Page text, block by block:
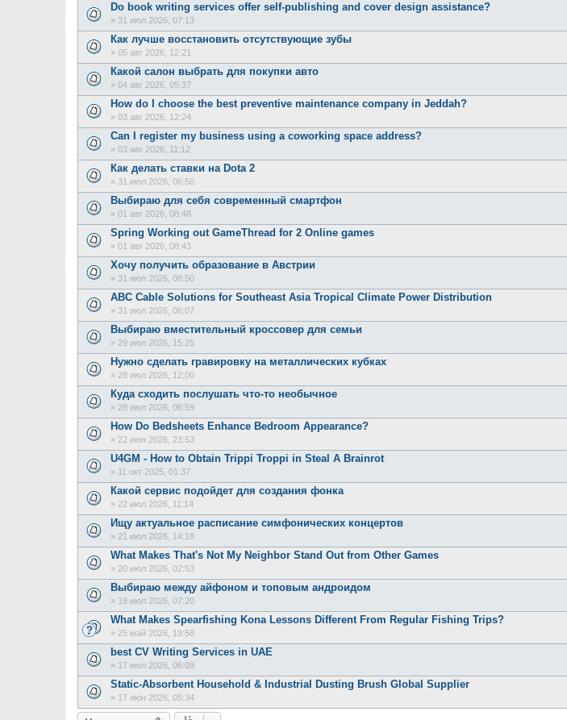
Do book writing services offer self-publishing and cover design assistance?
» 31 июл 2026, 07:13
Как лучше восстановить отсутствующие зубы
» 05 авг 2026, 12:21
Какой салон выбрать для покупки авто
» 04 авг 2026, 05:37
How do I choose the best preventive maintenance company in Jeddah?
» 03 авг 2026, 12:24
Can I register my business using a coworking space address?
» 03 авг 2026, 11:12
Как делать ставки на Dota 2
» 31 июл 2026, 06:56
Выбираю для себя современный смартфон
» 01 авг 2026, 08:48
Spring Working out GameThread for 2 Online games
» 01 авг 2026, 08:43
Хочу получить образование в Австрии
» 31 июл 2026, 08:50
ABC Cable Solutions for Southeast Asia Tropical Climate Power Distribution
» 31 июл 2026, 06:07
Выбираю вместительный кроссовер для семьи
» 29 июл 2026, 15:25
Нужно сделать гравировку на металлических кубках
» 28 июл 2026, 12:00
Куда сходить послушать что-то необычное
» 28 июл 2026, 06:59
How Do Bedsheets Enhance Bedroom Appearance?
» 22 июн 2026, 23:53
U4GM - How to Obtain Trippi Troppi in Steal A Brainrot
» 11 окт 2025, 01:37
Какой сервис подойдет для создания фонка
» 22 июл 2026, 11:14
Ищу актуальное расписание симфонических концертов
» 21 июл 2026, 14:18
What Makes That's Not My Neighbor Stand Out from Other Games
» 20 июл 2026, 02:53
Выбираю между айфоном и топовым андроидом
» 19 июл 2026, 07:20
What Makes Spearfishing Kona Lessons Different From Regular Fishing Trips?
» 25 май 2026, 19:58
best CV Writing Services in UAE
» 17 июл 2026, 06:09
Static-Absorbent Household & Industrial Dusting Brush Global Supplier
» 17 июн 2026, 05:34